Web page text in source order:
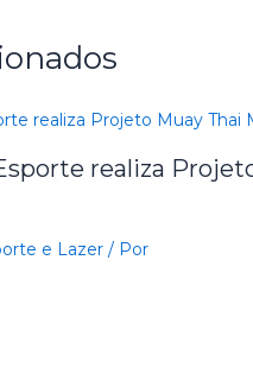
realiza
e Lazer/ Por